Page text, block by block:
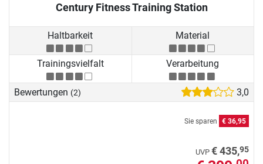
Century Fitness Training Station
Haltbarkeit Material
Trainingsvielfalt Verarbeitung
Bewertungen (2) 3,0
Sie sparen € 36,95
UVP € 435,95